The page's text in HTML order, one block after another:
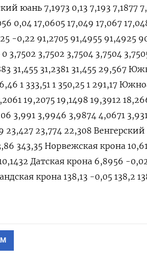
юань 7,1973 0,13 7,193 7,1877
0,04 17,0605 17,049 17,067
-0,22 91,2705 91,4955 91,4925
3,7502 3,7502 3,7504 3,7504
31,455 31,2381 31,455 29,567
1 333,51 1 350,25 1 291,17
19,2075 19,1498 19,3912
3,991 3,9946 3,9874 4,0671
23,427 23,774 22,308
343,35 Норвежская крона
Датская крона 6,8956 -
крона 138,13 -0,05 138,2